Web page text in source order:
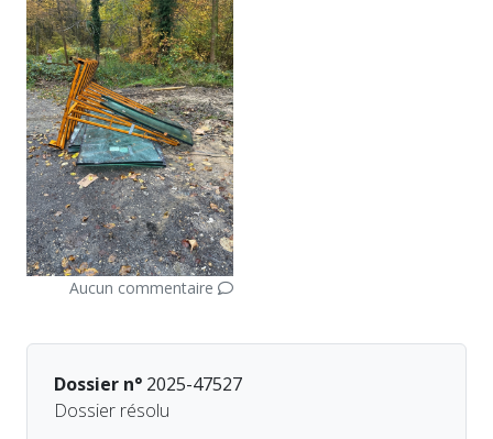
Aucun commentaire
Dossier n° 2025-47527
Dossier résolu